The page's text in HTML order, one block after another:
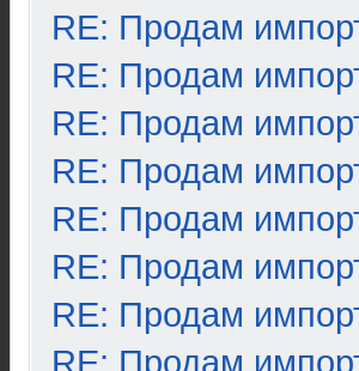
RE: Продам
RE: Продам
RE: Продам
RE: Продам
RE: Продам
RE: Продам
RE: Продам
RE: Продам